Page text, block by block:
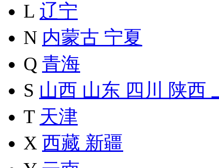
L 辽宁
N 内蒙古 宁夏
Q 青海
S 山西 山东 四川 陕西
T 天津
X 西藏 新疆